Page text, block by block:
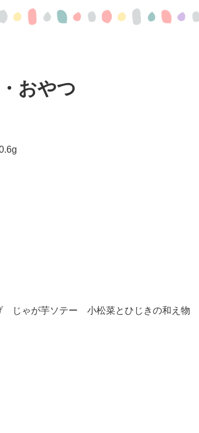
おやつ
じゃが芋ソテー 小松菜とひじきの和え物